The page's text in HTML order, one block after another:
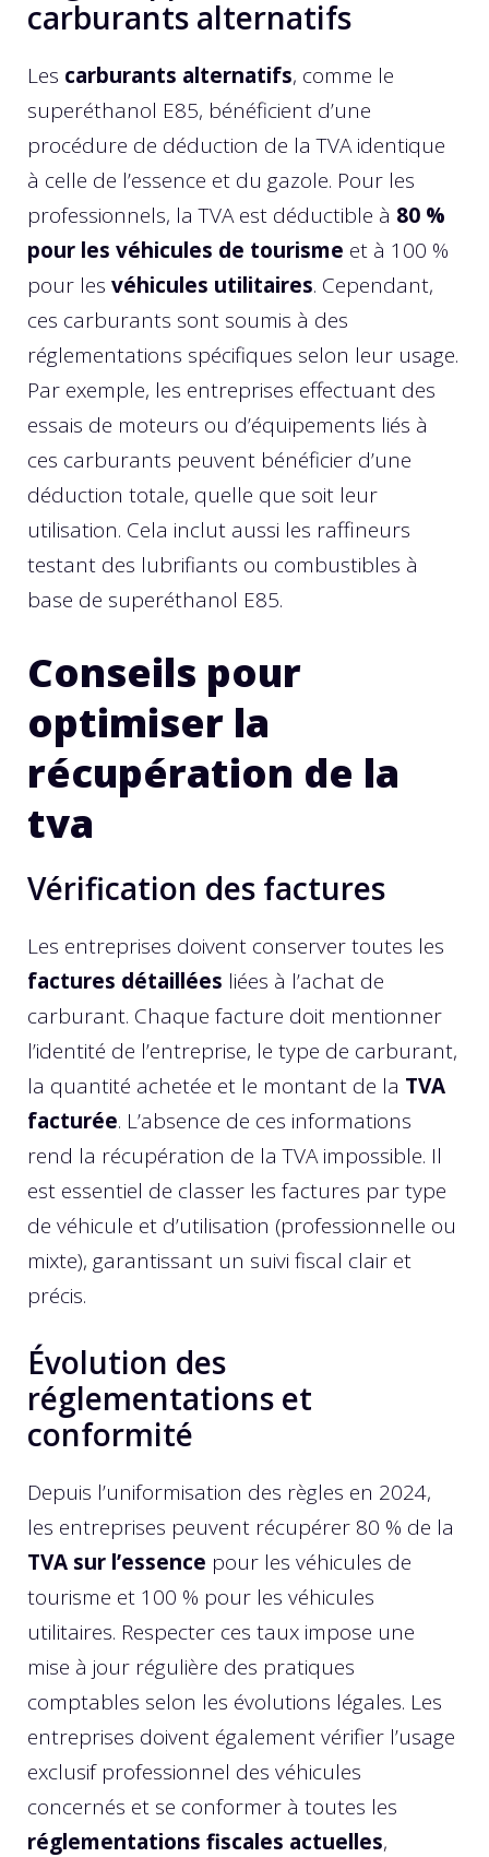
carburants alternatifs
Les carburants alternatifs, comme le
superéthanol E85, bénéficient d’une
procédure de déduction de la TVA identique
à celle de l’essence et du gazole. Pour les
professionnels, la TVA est déductible à 80 %
pour les véhicules de tourisme et à 100 %
pour les véhicules utilitaires. Cependant,
ces carburants sont soumis à des
réglementations spécifiques selon leur usage.
Par exemple, les entreprises effectuant des
essais de moteurs ou d’équipements liés à
ces carburants peuvent bénéficier d’une
déduction totale, quelle que soit leur
utilisation. Cela inclut aussi les raffineurs
testant des lubrifiants ou combustibles à
base de superéthanol E85.
Conseils pour
optimiser la
récupération de la
tva
Vérification des factures
Les entreprises doivent conserver toutes les
factures détaillées liées à l’achat de
carburant. Chaque facture doit mentionner
l’identité de l’entreprise, le type de carburant,
la quantité achetée et le montant de la TVA
facturée. L’absence de ces informations
rend la récupération de la TVA impossible. Il
est essentiel de classer les factures par type
de véhicule et d’utilisation (professionnelle ou
mixte), garantissant un suivi fiscal clair et
précis.
Évolution des
réglementations et
conformité
Depuis l’uniformisation des règles en 2024,
les entreprises peuvent récupérer 80 % de la
TVA sur l’essence pour les véhicules de
tourisme et 100 % pour les véhicules
utilitaires. Respecter ces taux impose une
mise à jour régulière des pratiques
comptables selon les évolutions légales. Les
entreprises doivent également vérifier l’usage
exclusif professionnel des véhicules
concernés et se conformer à toutes les
réglementations fiscales actuelles,